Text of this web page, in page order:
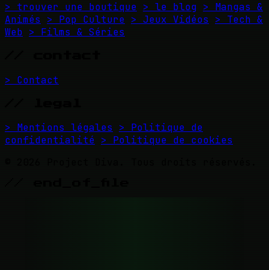
> trouver une boutique > le blog > Mangas &
Animés
> Pop Culture > Jeux Vidéos
> Tech &
Web > Films & Séries
> Contact
> Mentions légales
> Politique de
confidentialité > Politique de cookies